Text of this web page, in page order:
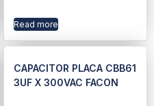
Read more
CAPACITOR PLACA CBB61
3UF X 300VAC FACON